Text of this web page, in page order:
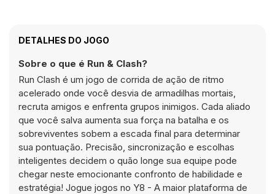
DETALHES DO JOGO
Sobre o que é Run & Clash?
Run Clash é um jogo de corrida de ação de ritmo
acelerado onde você desvia de armadilhas mortais,
recruta amigos e enfrenta grupos inimigos. Cada aliado
que você salva aumenta sua força na batalha e os
sobreviventes sobem a escada final para determinar
sua pontuação. Precisão, sincronização e escolhas
inteligentes decidem o quão longe sua equipe pode
chegar neste emocionante confronto de habilidade e
estratégia! Jogue jogos no Y8 - A maior plataforma de